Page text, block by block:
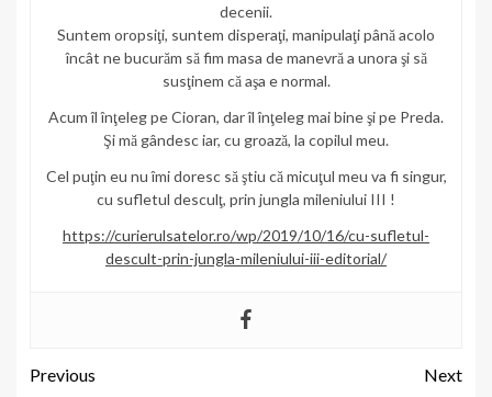
decenii.
Suntem oropsiţi, suntem disperaţi, manipulaţi până acolo
încât ne bucurăm să fim masa de manevră a unora şi să
susţinem că aşa e normal.
Acum îl înţeleg pe Cioran, dar îl înţeleg mai bine şi pe Preda.
Şi mă gândesc iar, cu groază, la copilul meu.
Cel puţin eu nu îmi doresc să ştiu că micuţul meu va fi singur,
cu sufletul desculţ, prin jungla mileniului III !
https://curierulsatelor.ro/wp/2019/10/16/cu-sufletul-
descult-prin-jungla-mileniului-iii-editorial/
Previous
Next